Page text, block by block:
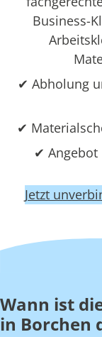
Business-
✔ Abholung
✔
✔ Angebot
Jetzt
Wann ist
in Borchen